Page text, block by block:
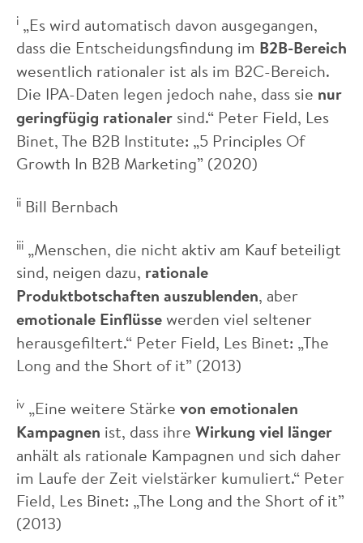
i „Es wird automatisch davon ausgegangen,
dass die Entscheidungsfindung im B2B-Bereich
wesentlich rationaler ist als im B2C-Bereich.
Die IPA-Daten legen jedoch nahe, dass sie nur
geringfügig rationaler sind.“ Peter Field, Les
Binet, The B2B Institute: „5 Principles Of
Growth In B2B Marketing” (2020)
ii Bill Bernbach
iii „Menschen, die nicht aktiv am Kauf beteiligt
sind, neigen dazu, rationale
Produktbotschaften auszublenden, aber
emotionale Einflüssewerden viel seltener
herausgefiltert.“ Peter Field, Les Binet: „The
Long and the Short of it” (2013)
iv „Eine weitere Stärke von emotionalen
Kampagnen ist, dass ihre Wirkung viel länger
anhält als rationale Kampagnen und sich daher
im Laufe der Zeit vielstärker kumuliert.“ Peter
Field, Les Binet: „The Long and the Short of it”
(2013)